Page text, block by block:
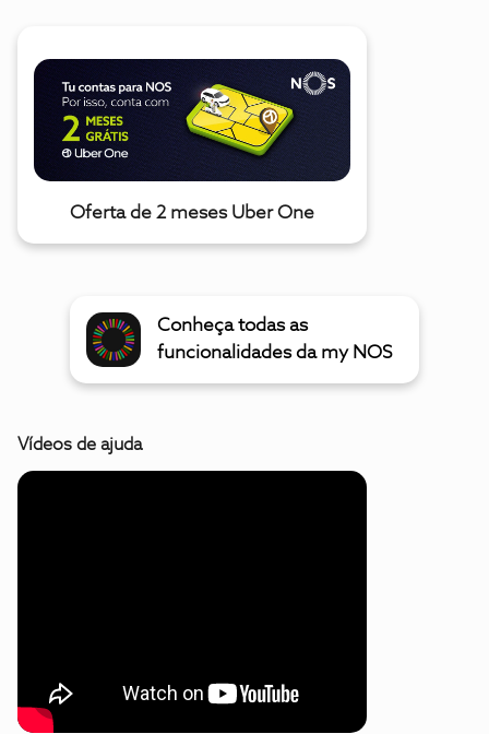
Oferta de 2 meses Uber One
Conheça todas as
funcionalidades da my NOS
Vídeos de ajuda